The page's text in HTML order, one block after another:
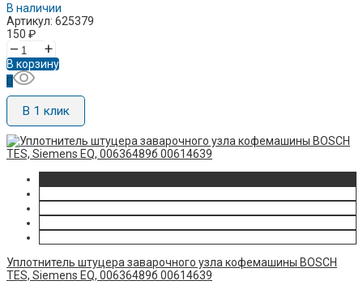
В наличии
Артикул: 625379
150 ₽
– +
В корзину
В 1 клик
Уплотнитель штуцера заварочного узла кофемашины BOSCH
TES, Siemens EQ, 00636489б 00614639